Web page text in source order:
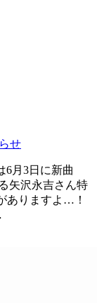
せ
6月3日に新曲
矢沢永吉さん特
ありますよ…！